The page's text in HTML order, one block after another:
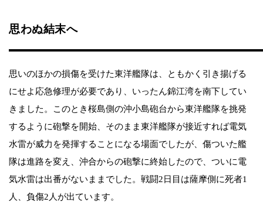
思わぬ結末へ
思いのほかの損傷を受けた東洋艦隊は、ともかく引き揚げる
にせよ応急修理が必要であり、いったん錦江湾を南下してい
きました。このとき桜島側の沖小島砲台から東洋艦隊を挑発
するように砲撃を開始、そのまま東洋艦隊が接近すれば電気
水雷が威力を発揮することになる場面でしたが、傷ついた艦
隊は進路を変え、沖合からの砲撃に終始したので、ついに電
気水雷は出番がないままでした。戦闘2日目は薩摩側に死者1
人、負傷2人が出ています。